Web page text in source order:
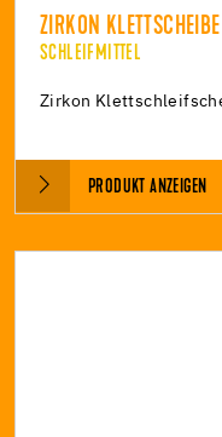
ZIRKON
SCHLEIFMITTEL
Zirkon
PRODUKT ANZEIGEN